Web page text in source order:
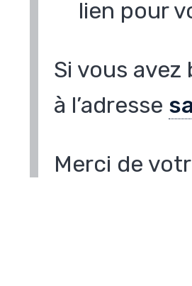
lien pour
Si vous avez
à l’adresse
Merci de